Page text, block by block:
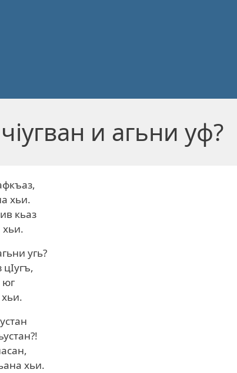
и агьни уф?
хьи.
кьаз
хьи.
угь?
цIугъ,
юг
хьи.